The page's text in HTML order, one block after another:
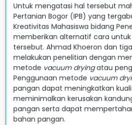
Untuk mengatasi hal tersebut
Pertanian Bogor (IPB) yang
Kreativitas Mahasiswa bidang
memberikan alternatif cara untuk
tersebut. Ahmad Khoeron dan
melakukan penelitian dengan
metode vacuum dryingatau
Penggunaan metode vacuum
pangan dapat meningkatkan
meminimalkan kerusakan
pangan serta dapat
bahan pangan.